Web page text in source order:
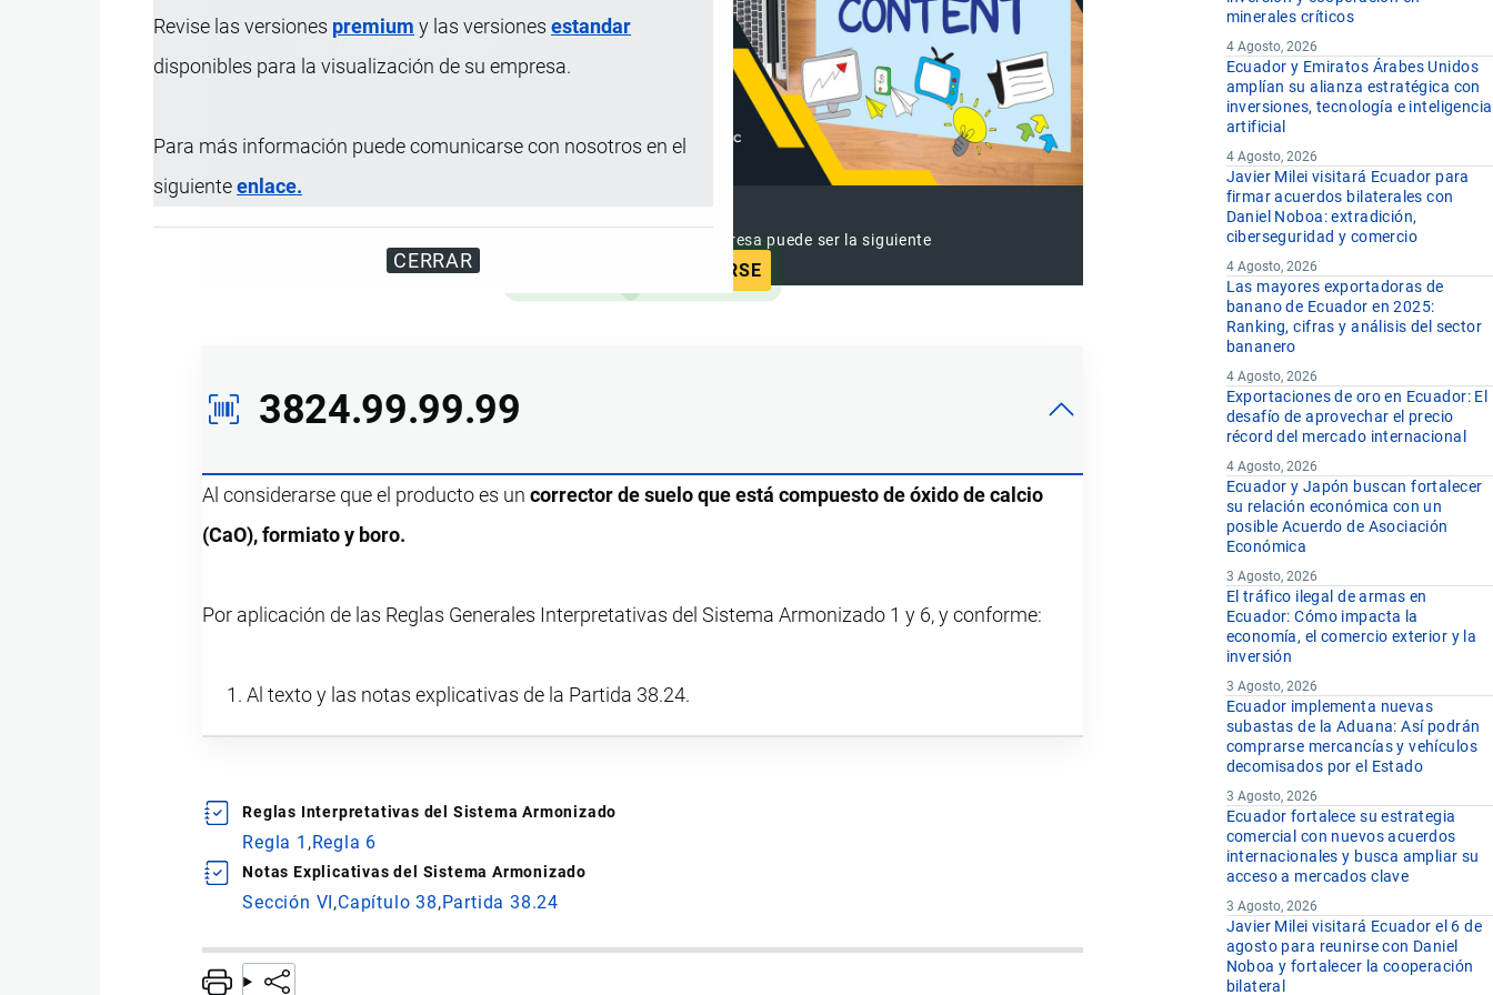
Revise las versiones premium y las versiones estandar
disponibles para la visualización de su empresa.
Para más información puede comunicarse con nosotros en el
siguienteenlace.
CERRAR
Miles de visitantes ya vieron este anuncio, tu empresa puede ser la siguiente
SUSCRIBIRSE
3824.99.99.99
Al considerarse que el producto es uncorrector de suelo que está compuesto de óxido de calcio
(CaO), formiato y boro.
Por aplicación de las Reglas Generales Interpretativas del Sistema Armonizado 1 y 6, y conforme:
Al texto y las notas explicativas de la Partida 38.24.
Reglas Interpretativas del Sistema Armonizado
Regla 1 Regla 6
Notas Explicativas del Sistema Armonizado
Sección VI Capítulo 38 Partida 38.24
minerales críticos
4 Agosto, 2026
Ecuador y Emiratos Árabes Unidos
amplían su alianza estratégica con
inversiones, tecnología e inteligencia
artificial
4 Agosto, 2026
Javier Milei visitará Ecuador para
firmar acuerdos bilaterales con
Daniel Noboa: extradición,
ciberseguridad y comercio
4 Agosto, 2026
Las mayores exportadoras de
banano de Ecuador en 2025:
Ranking, cifras y análisis del sector
bananero
4 Agosto, 2026
Exportaciones de oro en Ecuador: El
desafío de aprovechar el precio
récord del mercado internacional
4 Agosto, 2026
Ecuador y Japón buscan fortalecer
su relación económica con un
posible Acuerdo de Asociación
Económica
3 Agosto, 2026
El tráfico ilegal de armas en
Ecuador: Cómo impacta la
economía, el comercio exterior y la
inversión
3 Agosto, 2026
Ecuador implementa nuevas
subastas de la Aduana: Así podrán
comprarse mercancías y vehículos
decomisados por el Estado
3 Agosto, 2026
Ecuador fortalece su estrategia
comercial con nuevos acuerdos
internacionales y busca ampliar su
acceso a mercados clave
3 Agosto, 2026
Javier Milei visitará Ecuador el 6 de
agosto para reunirse con Daniel
Noboa y fortalecer la cooperación
bilateral